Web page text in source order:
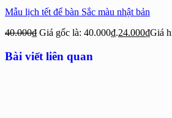
Mẫu lịch tết để bàn Sắc màu nhật bản
40.000₫ Giá gốc là: 40.000₫.24.000₫Giá
Bài viết liên quan